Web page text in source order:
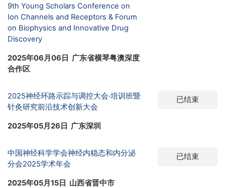
9th Young Scholars Conference on
Ion Channels and Receptors & Forum
on Biophysics and Innovative Drug
Discovery
2025年06月06日 广东省横琴粤澳深度
合作区
2025神经环路示踪与调控大会·培训班暨
针灸研究前沿技术创新大会
2025年05月26日 广东深圳
已结束
中国神经科学学会神经内稳态和内分泌
分会2025学术年会
2025年05月15日 山西省晋中市
已结束